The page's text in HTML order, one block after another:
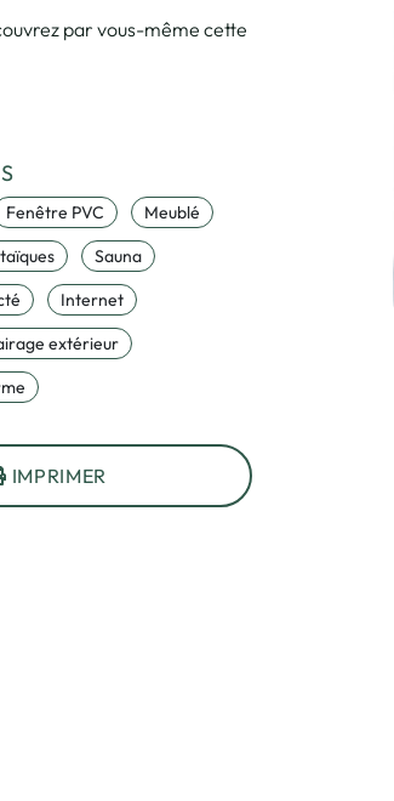
par vous-même cette
Fenêtre PVC
Meublé
Sauna
Internet
extérieur
IMPRIMER